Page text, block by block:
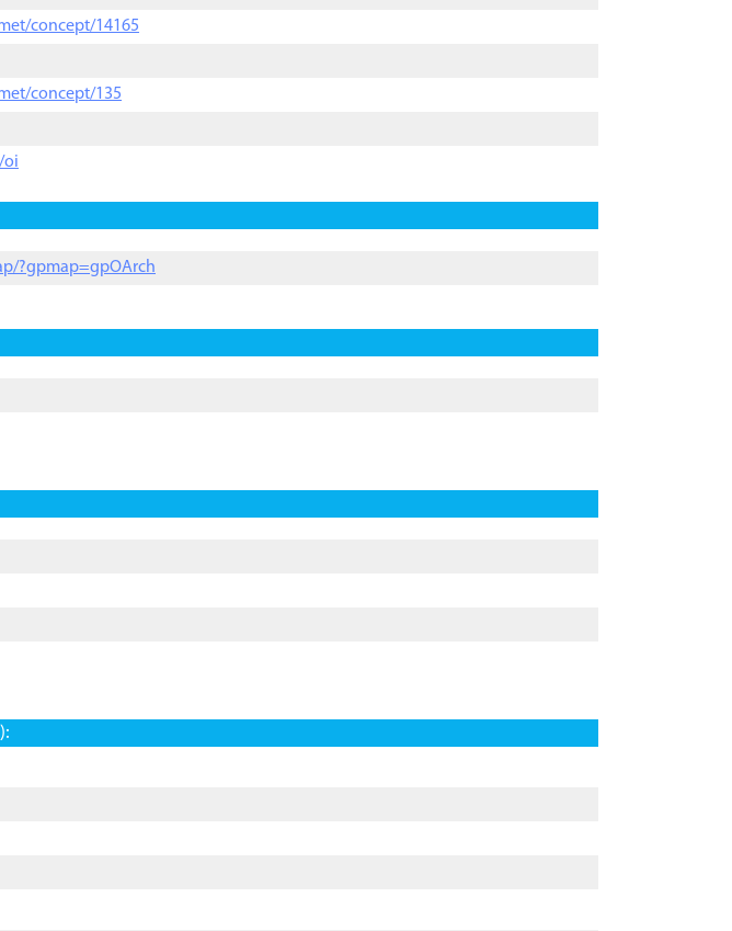
concept/14165
concept/135
oi
?gpmap=gpOArch